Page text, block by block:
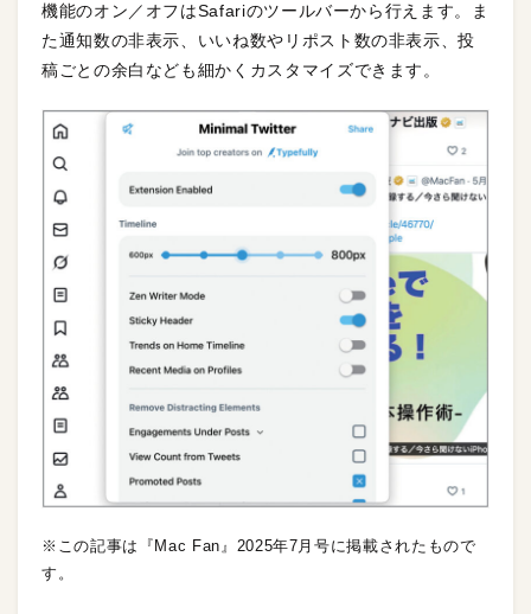
機能のオン／オフはSafariのツールバーから行えます。ま
た通知数の非表示、いいね数やリポスト数の非表示、投
稿ごとの余白なども細かくカスタマイズできます。
※この記事は『Mac Fan』2025年7月号に掲載されたもので
す。